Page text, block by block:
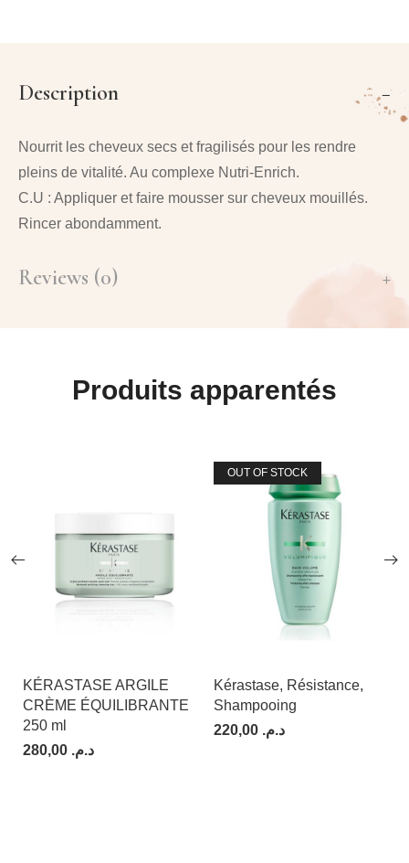
Description
Nourrit les cheveux secs et fragilisés pour les rendre
pleins de vitalité. Au complexe Nutri-Enrich.
C.U : Appliquer et faire mousser sur cheveux mouillés.
Rincer abondamment.
Reviews (0)
Produits apparentés
KÉRASTASE ARGILE
CRÈME ÉQUILIBRANTE
250 ml
د.م.
OUT OF STOCK
Kérastase, Résistance,
Shampooing
د.م.